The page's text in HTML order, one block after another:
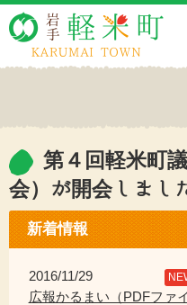
第４回軽米町
会）が開会しまし
新着情報
2016/11/29
広報かるまい（PDFファ